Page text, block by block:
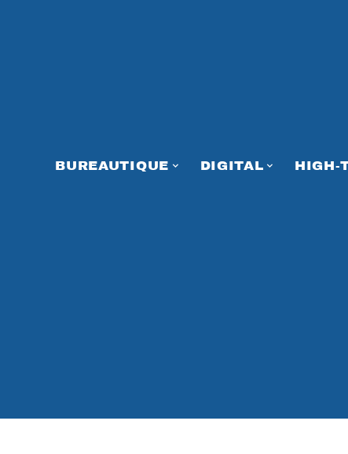
BUREAUTIQUE DIGITAL HIGH-